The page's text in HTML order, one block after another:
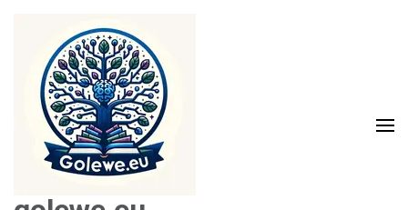
inhoud